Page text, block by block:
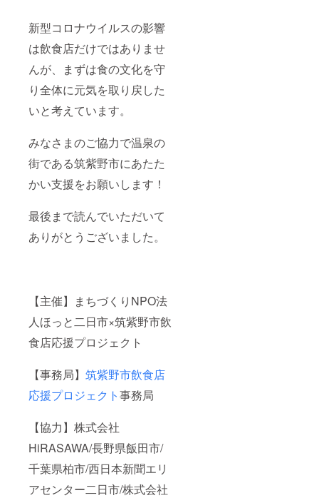
新型コロナウイルスの影響
は飲食店だけではありませ
んが、まずは食の文化を守
り全体に元気を取り戻した
いと考えています。
みなさまのご協力で温泉の
街である筑紫野市にあたた
かい支援をお願いします！
最後まで読んでいただいて
ありがとうございました。
【主催】まちづくりNPO法
人ほっと二日市×筑紫野市飲
食店応援プロジェクト
【事務局】 筑紫野市飲食店
応援プロジェクト事務局
【協力】株式会社
HiRASAWA/長野県飯田市/
千葉県柏市/西日本新聞エリ
アセンター二日市/株式会社